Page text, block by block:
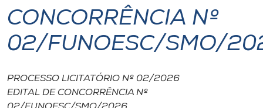
I.nova
Cultura
CONCORRÊNCIA Nº
02/FUNOESC/SMO/
PROCESSO LICITATÓRIO Nº 02/2026
EDITAL DE CONCORRÊNCIA Nº